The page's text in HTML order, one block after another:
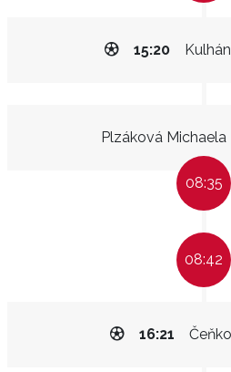
15:20
Plzáková Michaela
08:35
08:42
16:21